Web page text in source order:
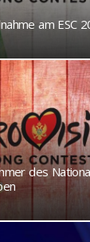
am ESC
des